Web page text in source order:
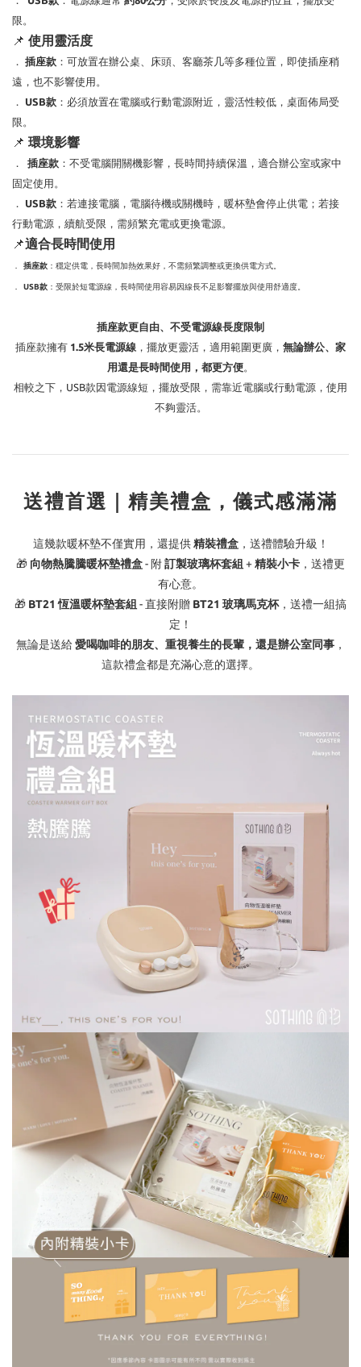
限。
📌 使用靈活度
． 插座款 ：可放置在辦公桌、床頭、客廳茶几等多種位置，即使插座稍
遠，也不影響使用。
． USB款 ：必須放置在電腦或行動電源附近，靈活性較低，桌面佈局受
限。
📌 環境影響
． 插座款 ：不受電腦開關機影響，長時間持續保溫，適合辦公室或家中
固定使用。
． USB款 ：若連接電腦，電腦待機或關機時，暖杯墊會停止供電；若接
行動電源，續航受限，需頻繁充電或更換電源。
📌適合長時間使用
插座款 ：穩定供電，長時間加熱效果好，不需頻繁調整或更換供電方式。
USB款 ：受限於短電源線，長時間使用容易因線長不足影響擺放與使用舒適度。
插座款更自由、不受電源線長度限制
插座款擁有 1.5米長電源線 ，擺放更靈活，適用範圍更廣， 無論辦公、家
用還是長時間使用，都更方便。
相較之下，USB款因電源線短，擺放受限，需靠近電腦或行動電源，使用
不夠靈活。
送禮首選｜精美禮盒，儀式感滿滿
這幾款暖杯墊不僅實用，還提供精裝禮盒，送禮體驗升級！
🎁 向物熱騰騰暖杯墊禮盒- 附訂製玻璃杯套組 +精裝小卡 ，送禮更
有心意。
🎁 BT21 恆溫暖杯墊套組 - 直接附贈 BT21 玻璃馬克杯，送禮一組搞
定！
無論是送給 愛喝咖啡的朋友、重視養生的長輩，還是辦公室同事，
這款禮盒都是充滿心意的選擇。